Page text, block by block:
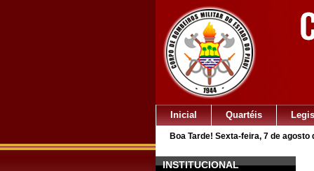
Inicial Quartéis
Boa Tarde! Sexta-feira, 7 de agosto
INSTITUCIONAL